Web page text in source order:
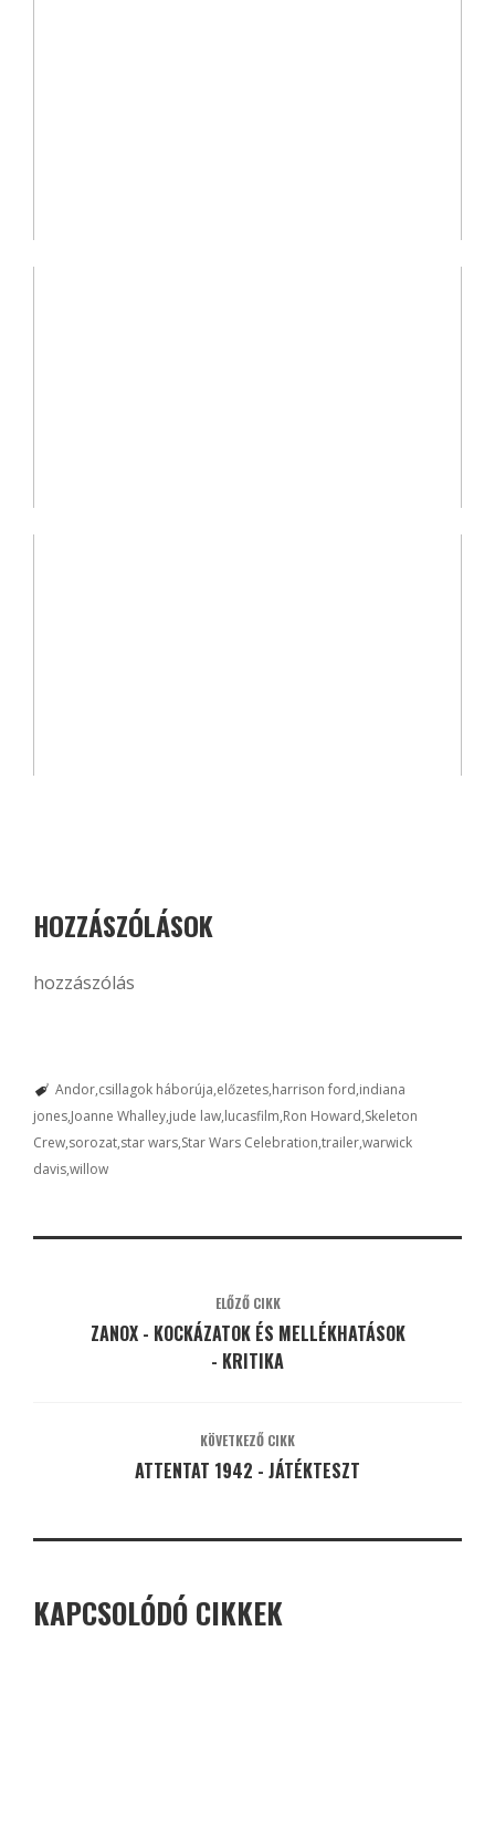
HOZZÁSZÓLÁSOK
hozzászólás
Andor csillagok háborúja előzetes harrison ford indiana
jones Joanne Whalley jude law lucasfilm Ron Howard Skeleton
Crew sorozat star wars Star Wars Celebration trailerwarwick
daviswillow
ELŐZŐ CIKK
ZANOX - KOCKÁZATOK ÉS MELLÉKHATÁSOK
- KRITIKA
KÖVETKEZŐ CIKK
ATTENTAT 1942 - JÁTÉKTESZT
KAPCSOLÓDÓ CIKKEK